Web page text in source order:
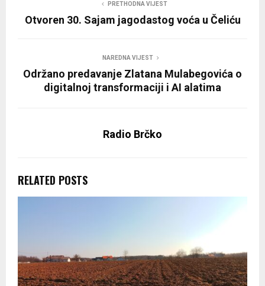
PRETHODNA VIJEST
Otvoren 30. Sajam jagodastog voća u Čeliću
NAREDNA VIJEST
Održano predavanje Zlatana Mulabegovića o
digitalnoj transformaciji i AI alatima
Radio Brčko
RELATED POSTS